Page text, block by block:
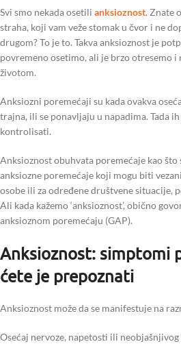
Svi smo nekada osetili anksioznost. Znate
straha, koji vam veže stomak u čvor i ne
drugom? To je to. Takva anksioznost je
povremeno osetimo, ali je brzo otresemo i
životom.
Anksiozni poremećaji su kada ovakva
trajna, ili se ponavljaju u napadima. Tada
kontrolisati.
Anksioznost obuhvata poremećaje kao što
anksiozne poremećaje koji mogu biti
osobe ili za određene društvene situacije,
Ali kada kažemo ‘anksioznost’, obično
anksioznom poremećaju (GAP).
Anksioznost: simptomi
ćete je prepoznati
Anksioznost može da se manifestuje na
Osećaj nervoze, napetosti ili neobjašnjivog